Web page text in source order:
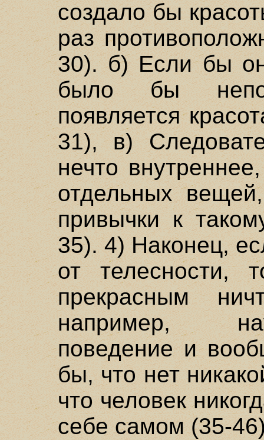
создало бы
раз
30). б) Если бы
было бы
появляется
31), в)
нечто
отдельных
привычки к
35). 4) Наконец,
от
прекрасным
например,
поведение и
бы, что нет
что человек
себе самом (35-